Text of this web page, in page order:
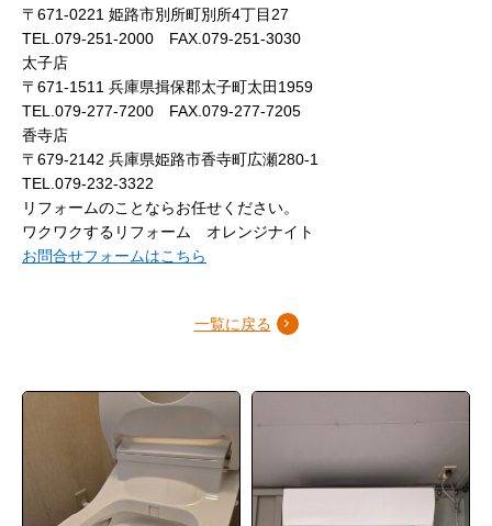
〒671-0221 姫路市別所町別所4丁目27
TEL.079-251-2000 FAX.079-251-3030
太子店
〒671-1511 兵庫県揖保郡太子町太田1959
TEL.079-277-7200 FAX.079-277-7205
香寺店
〒679-2142 兵庫県姫路市香寺町広瀬280-1
TEL.079-232-3322
リフォームのことならお任せください。
ワクワクするリフォーム オレンジナイト
お問合せフォームはこちら
一覧に戻る